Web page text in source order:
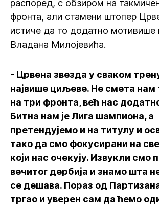
распоред, с обзиром на
фронта, али стамени штопер
истиче да то додатно мотивише
Владана Милојевића.
- Црвена звезда у сваком
највише циљеве. Не смета
на три фронта, већ нас
Битна нам је Лига шампиона, а
претендујемо и на титулу и
тако да смо фокусирани на
који нас очекују. Извукли смо
вечитог дербија и знамо шта
се дешава. Пораз од
тргао и уверен сам да ћемо